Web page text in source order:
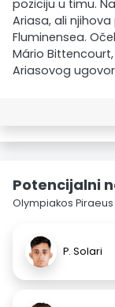
poziciju u timu.
Ariasa, ali
Fluminensea.
Mário
Ariasovog
Potencijalni
Olympiakos Piraeus
P. Solari